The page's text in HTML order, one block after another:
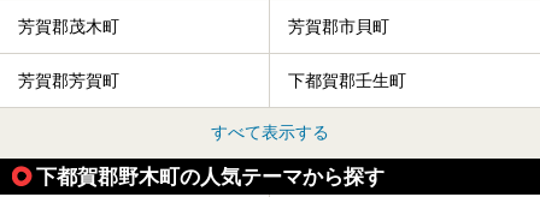
芳賀郡茂木町 芳賀郡市貝町
芳賀郡芳賀町 下都賀郡壬生町
すべて表示する
下都賀郡野木町の人気テーマから探す